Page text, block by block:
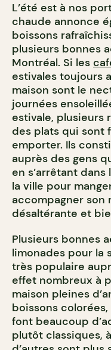
L’été est à nos
chaude annonce
boissons
plusieurs bonnes
Montréal. Si les
estivales toujours
maison sont le
journées
estivale, plusieurs
des plats qui sont
emporter. Ils
auprès des gens
en s’arrêtant
la ville pour
accompagner son
désaltérante et
Plusieurs bonnes
limonades pour la
très populaire
effet nombreux à
maison pleines
boissons
font beaucoup
plutôt classiques,